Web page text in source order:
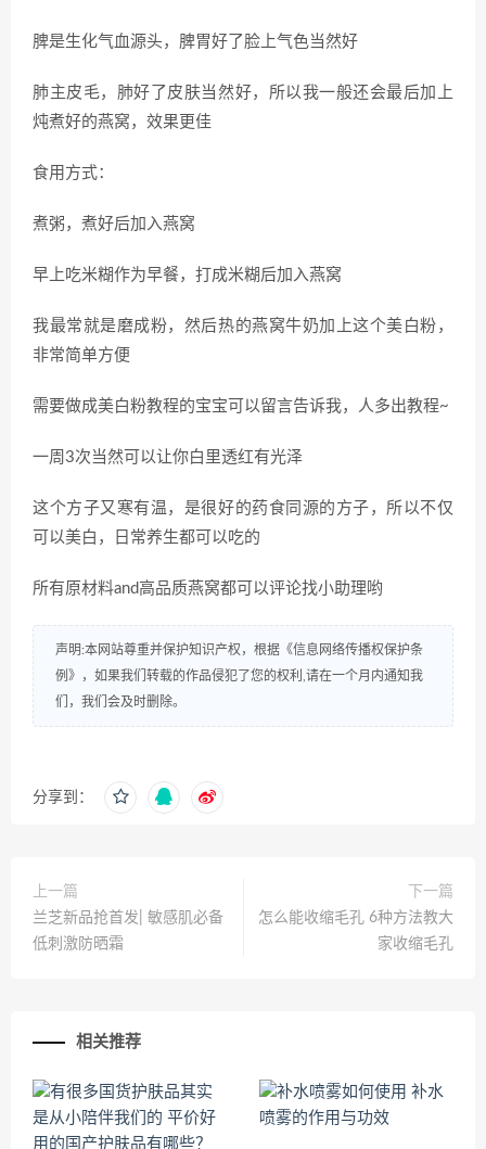
脾是生化气血源头，脾胃好了脸上气色当然好
肺主皮毛，肺好了皮肤当然好，所以我一般还会最后加上
炖煮好的燕窝，效果更佳
食用方式：
煮粥，煮好后加入燕窝
早上吃米糊作为早餐，打成米糊后加入燕窝
我最常就是磨成粉，然后热的燕窝牛奶加上这个美白粉，
非常简单方便
需要做成美白粉教程的宝宝可以留言告诉我，人多出教程~
一周3次当然可以让你白里透红有光泽
这个方子又寒有温，是很好的药食同源的方子，所以不仅
可以美白，日常养生都可以吃的
所有原材料and高品质燕窝都可以评论找小助理哟
声明:本网站尊重并保护知识产权，根据《信息网络传播权保护条
例》，如果我们转载的作品侵犯了您的权利,请在一个月内通知我
们，我们会及时删除。
分享到：
上一篇
兰芝新品抢首发| 敏感肌必备
低刺激防晒霜
下一篇
怎么能收缩毛孔 6种方法教大
家收缩毛孔
相关推荐